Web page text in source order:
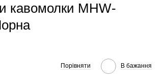
кавомолки MHW-
Порівняти В бажання